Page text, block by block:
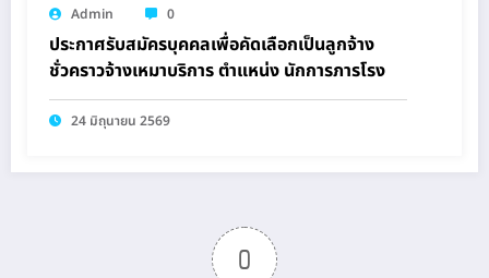
Admin 0
ประกาศรับสมัครบุคคลเพื่อคัดเลือกเป็นลูกจ้าง
ชั่วคราวจ้างเหมาบริการ ตำแหน่ง นักการภารโรง
24 มิถุนายน 2569
0